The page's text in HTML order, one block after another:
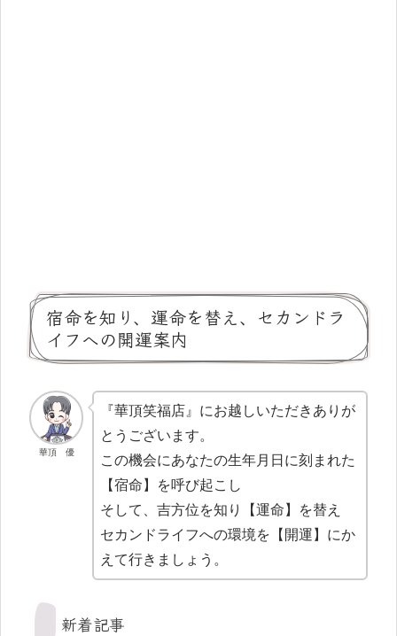
宿命を知り、運命を替え、セカンドラ
イフへの開運案内
華頂 優
『華頂笑福店』にお越しいただきありが
とうございます。
この機会にあなたの生年月日に刻まれた
【宿命】を呼び起こし
そして、吉方位を知り【運命】を替え
セカンドライフへの環境を【開運】にか
えて行きましょう。
新着記事